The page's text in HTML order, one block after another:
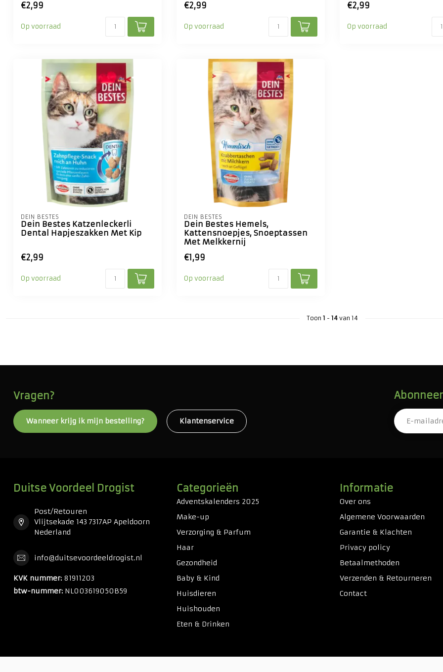
€2,99
Op voorraad
€2,99
Op voorraad
€2,99
Op voorraad
DEIN BESTES
Dein Bestes Katzenleckerli
Dental Hapjeszakken Met Kip
€2,99
Op voorraad
DEIN BESTES
Dein Bestes Hemels,
Kattensnoepjes, Snoeptassen
Met Melkkernij
€1,99
Op voorraad
Toon 1 - 14van 14
Vragen?
Wanneer krijg ik mijn bestelling? Klantenservice
Duitse Voordeel Drogist
Post/Retouren
Vlijtsekade 143 7317AP Apeldoorn
Nederland
info@duitsevoordeeldrogist.nl
KVK nummer: 81911203
btw-nummer: NL003619050B59
Categorieën
Adventskalenders 2025
Make-up
Verzorging & Parfum
Haar
Gezondheid
Baby & Kind
Huisdieren
Huishouden
Eten & Drinken
Informatie
Over ons
Algemene Voorwaarden
Garantie & Klachten
Privacy policy
Betaalmethoden
Verzenden & Retourneren
Contact